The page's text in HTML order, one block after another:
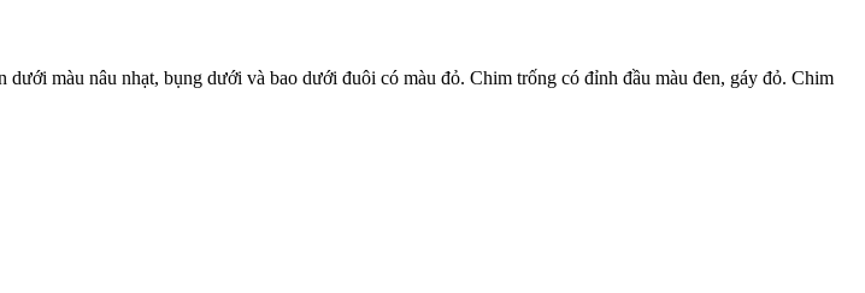
màu nâu nhạt, bụng dưới và bao dưới đuôi có màu đỏ. Chim trống có đỉnh đầu màu đen, gáy đỏ. Chim